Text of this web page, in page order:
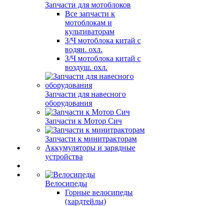
Запчасти для мотоблоков
Все запчасти к
мотоблокам и
культиваторам
З/Ч мотоблока китай с
водян. охл.
З/Ч мотоблока китай с
воздуш. охл.
Запчасти для навесного
оборудования
Запчасти к Мотор Сич
Запчасти к минитракторам
Аккумуляторы и зарядные
устройства
Велосипеды
Горные велосипеды
(хардтейлы)